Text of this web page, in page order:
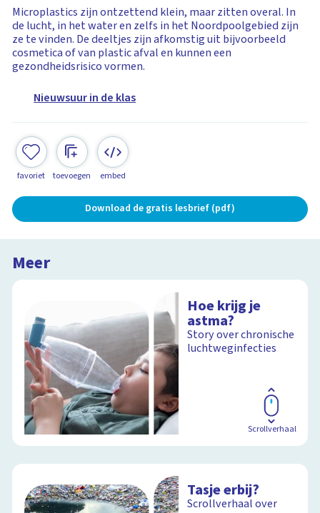
Microplastics zijn ontzettend klein, maar zitten overal. In
de lucht, in het water en zelfs in het Noordpoolgebied zijn
ze te vinden. De deeltjes zijn afkomstig uit bijvoorbeeld
cosmetica of van plastic afval en kunnen een
gezondheidsrisico vormen.
Nieuwsuur in de klas
favoriet toevoegen embed
Download de gratis lesbrief (pdf)
Meer
Hoe krijg je
astma?
Story over chronische
luchtweginfecties
Scrollverhaal
Tasje erbij?
Scrollverhaal over